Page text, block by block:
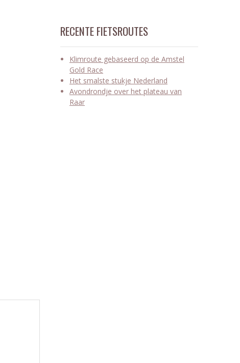
RECENTE FIETSROUTES
Klimroute gebaseerd op de Amstel
Gold Race
Het smalste stukje Nederland
Avondrondje over het plateau van
Raar